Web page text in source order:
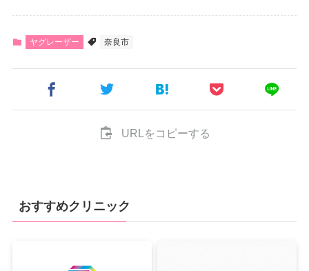
ヤグレーザー 奈良市
URLをコピーする
おすすめクリニック